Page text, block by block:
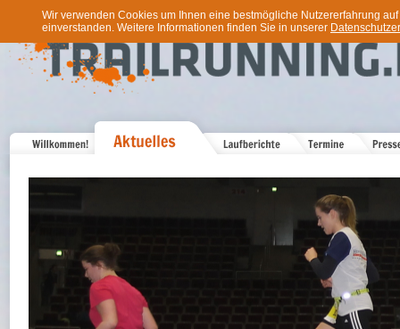
Wir verwenden Cookies um Ihnen eine bestmögliche Nutzererfahrung
einverstanden. Weitere Informationen finden Sie in unserer